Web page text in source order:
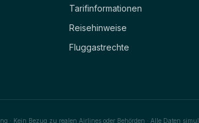
Tarifinformationen
Reisehinweise
Fluggastrechte
· Kein Bezug zu realen Airlines oder Behörden · Alle Daten